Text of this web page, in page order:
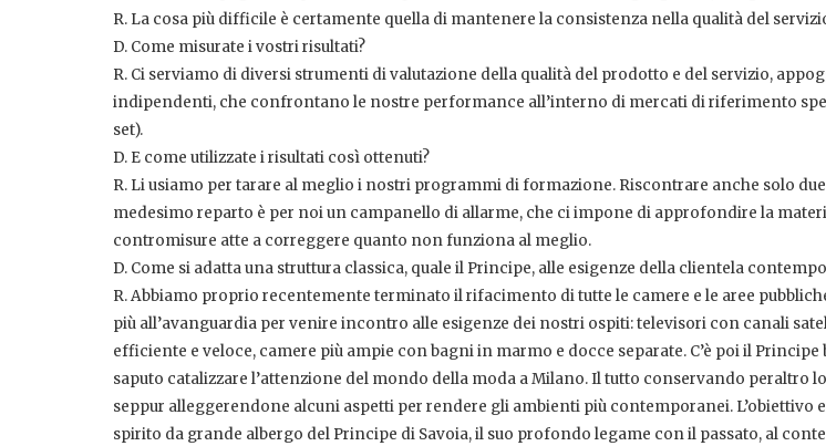
R. La cosa più difficile è certamente quella di mantenere la consistenza nella qualità del
D. Come misurate i vostri risultati?
R. Ci serviamo di diversi strumenti di valutazione della qualità del prodotto e del servizio,
indipendenti, che confrontano le nostre performance all’interno di mercati di riferimento
set).
D. E come utilizzate i risultati così ottenuti?
R. Li usiamo per tarare al meglio i nostri programmi di formazione. Riscontrare anche solo
medesimo reparto è per noi un campanello di allarme, che ci impone di approfondire la
contromisure atte a correggere quanto non funziona al meglio.
D. Come si adatta una struttura classica, quale il Principe, alle esigenze della clientela
R. Abbiamo proprio recentemente terminato il rifacimento di tutte le camere e le aree
più all’avanguardia per venire incontro alle esigenze dei nostri ospiti: televisori con canali
efficiente e veloce, camere più ampie con bagni in marmo e docce separate. C’è poi il Principe
saputo catalizzare l’attenzione del mondo della moda a Milano. Il tutto conservando peraltro
seppur alleggerendone alcuni aspetti per rendere gli ambienti più contemporanei. L’obiettivo
spirito da grande albergo del Principe di Savoia, il suo profondo legame con il passato, al